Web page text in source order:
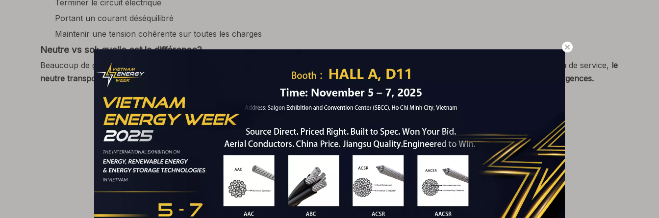
Terminer le circuit électrique
Portant un courant déséquilibré
Maintenir une tension cohérente sur toutes les charges
Neutre vs sol: quelle est la différence?
Beaucoup de gens confondent , mais ils servent des objectifs différents. Bien que les deux soient connectés au panneau de service, le
neutre transporte le courant
pendant le fonctionnement normal, tandis que le sol ne transporte le courant que pendant les défauts ou les urgences.